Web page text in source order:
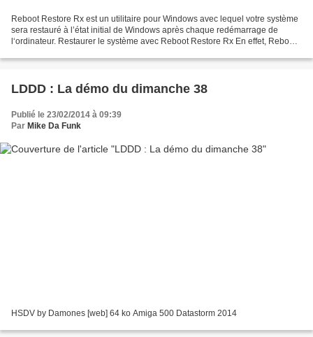
Reboot Restore Rx est un utilitaire pour Windows avec lequel votre système
sera restauré à l’état initial de Windows après chaque redémarrage de
l‘ordinateur. Restaurer le système avec Reboot Restore Rx En effet, Reboot
LDDD : La démo du dimanche 38
Publié le 23/02/2014 à 09:39
Par Mike Da Funk
HSDV by Damones [web] 64 ko Amiga 500 Datastorm 2014